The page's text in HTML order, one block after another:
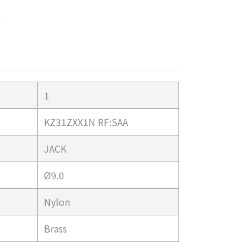
1
KZ31ZXX1N RF:SAA
JACK
Ø9.0
Nylon
Brass